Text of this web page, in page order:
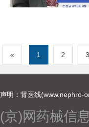
« 1 2 3
声明：肾医线(www.nephro-
(京)网药械信